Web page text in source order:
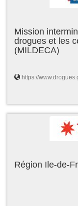
Mission
drogues et les
(MILDECA)
https://
Région Ile-de-